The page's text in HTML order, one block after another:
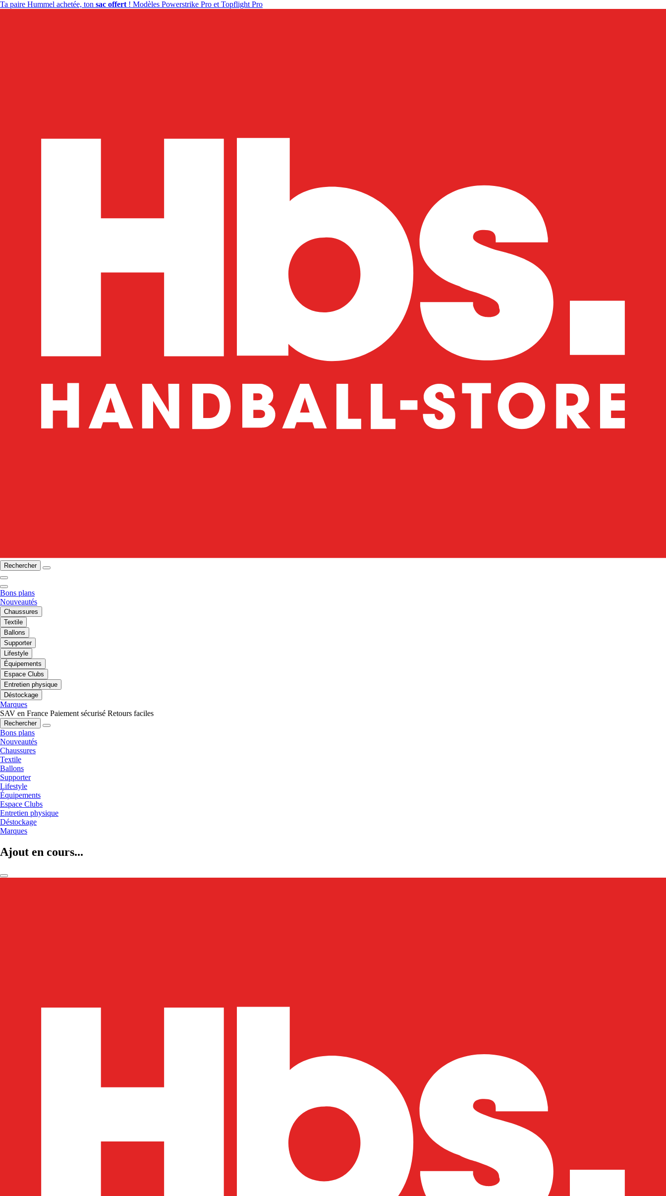
Ta paire Hummel achetée, ton sac offert ! Modèles Powerstrike Pro et Topflight Pro
Rechercher
Bons plans
Nouveautés
Chaussures
Textile
Ballons
Supporter
Lifestyle
Équipements
Espace Clubs
Entretien physique
Déstockage
Marques
SAV en France Paiement sécurisé Retours faciles
Rechercher
Bons plans
Nouveautés
Chaussures
Textile
Ballons
Supporter
Lifestyle
Équipements
Espace Clubs
Entretien physique
Déstockage
Marques
Ajout en cours...